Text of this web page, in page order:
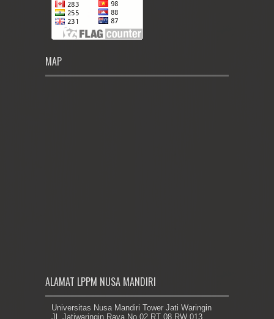
MAP
ALAMAT LPPM NUSA MANDIRI
Universitas Nusa Mandiri Tower Jati Waringin
Jl. Jatiwaringin Raya No.02 RT 08 RW 013